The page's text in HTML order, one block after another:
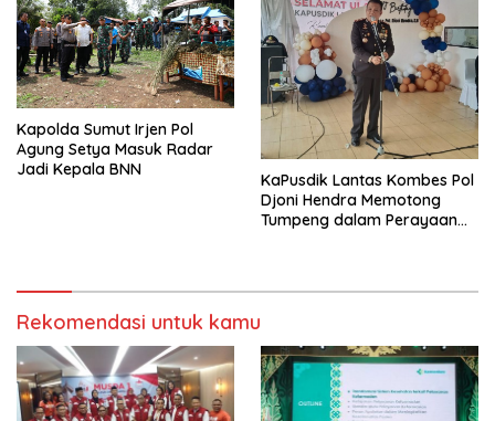
Kapolda Sumut Irjen Pol
Agung Setya Masuk Radar
Jadi Kepala BNN
KaPusdik Lantas Kombes Pol
Djoni Hendra Memotong
Tumpeng dalam Perayaan
Rekomendasi untuk kamu